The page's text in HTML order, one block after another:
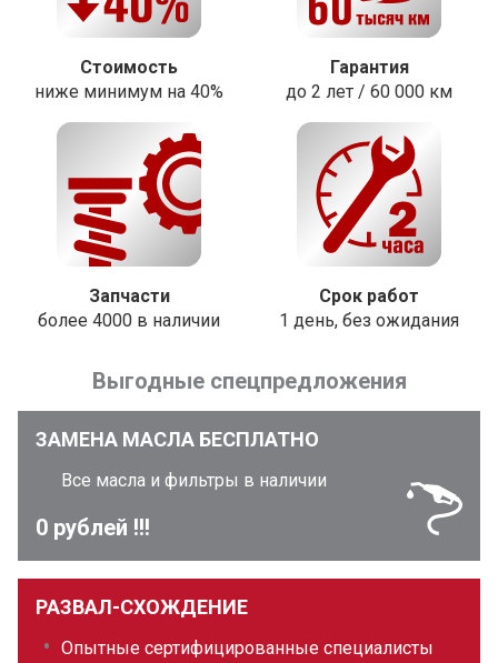
Стоимость
ниже минимум на 40%
Гарантия
до 2 лет / 60 000 км
Запчасти
более 4000 в наличии
Срок работ
1 день, без ожидания
Выгодные спецпредложения
ЗАМЕНА МАСЛА БЕСПЛАТНО
Все масла и фильтры в наличии
0 рублей !!!
РАЗВАЛ-СХОЖДЕНИЕ
Опытные сертифицированные специалисты